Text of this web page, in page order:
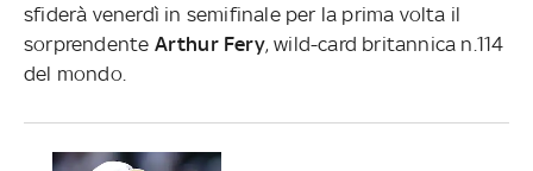
sfiderà venerdì in semifinale per la prima volta il
sorprendente Arthur Fery, wild-card britannica n.114
del mondo.